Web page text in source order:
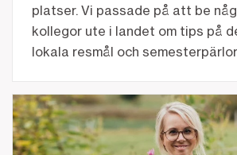
platser. Vi passade på att be
kollegor ute i landet om tips på
lokala resmål och
Anna gjorde odlingsintresset till